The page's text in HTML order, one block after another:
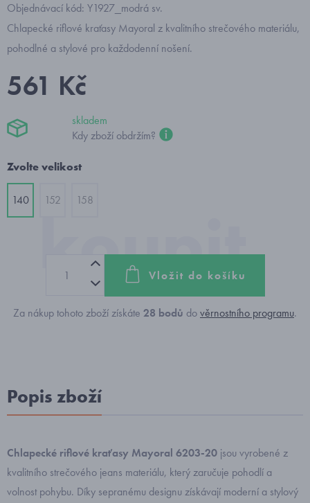
Objednávací kód: Y1927_modrá sv.
Chlapecké riflové kraťasy Mayoral z kvalitního strečového materiálu,
pohodlné a stylové pro každodenní nošení.
561 Kč
skladem
Kdy zboží obdržím?
Zvolte velikost
140 152 158
Vložit do košíku
Za nákup tohoto zboží získáte 28 bodů dověrnostního programu.
Popis zboží
Chlapecké riflové kraťasy Mayoral 6203-20 jsou vyrobené z
kvalitního strečového jeans materiálu, který zaručuje pohodlí a
volnost pohybu. Díky sepranému designu získávají moderní a stylový